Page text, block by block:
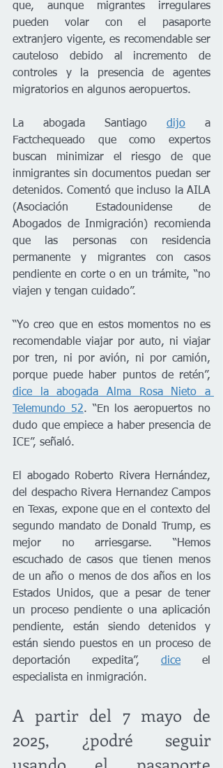
que, aunque migrantes irregulares
pueden volar con el pasaporte
extranjero vigente, es recomendable ser
cauteloso debido al incremento de
controles y la presencia de agentes
migratorios en algunos aeropuertos.
La abogada Santiago dijo a
Factchequeado que como expertos
buscan minimizar el riesgo de que
inmigrantes sin documentos puedan ser
detenidos. Comentó que incluso la AILA
(Asociación Estadounidense de
Abogados de Inmigración) recomienda
que las personas con residencia
permanente y migrantes con casos
pendiente en corte o en un trámite, “no
viajen y tengan cuidado”.
“Yo creo que en estos momentos no es
recomendable viajar por auto, ni viajar
por tren, ni por avión, ni por camión,
dice la abogada Alma Rosa Nieto a
Telemundo 52. “En los aeropuertos no
dudo que empiece a haber presencia de
ICE”, señaló.
El abogado Roberto Rivera Hernández,
del despacho Rivera Hernandez Campos
en Texas, expone que en el contexto del
segundo mandato de Donald Trump, es
mejor no arriesgarse. “Hemos
escuchado de casos que tienen menos
de un año o menos de dos años en los
Estados Unidos, que a pesar de tener
un proceso pendiente o una aplicación
pendiente, están siendo detenidos y
están siendo puestos en un proceso de
deportación expedita”, dice el
especialista en inmigración.
A partir del 7 mayo de
2025, ¿podré seguir